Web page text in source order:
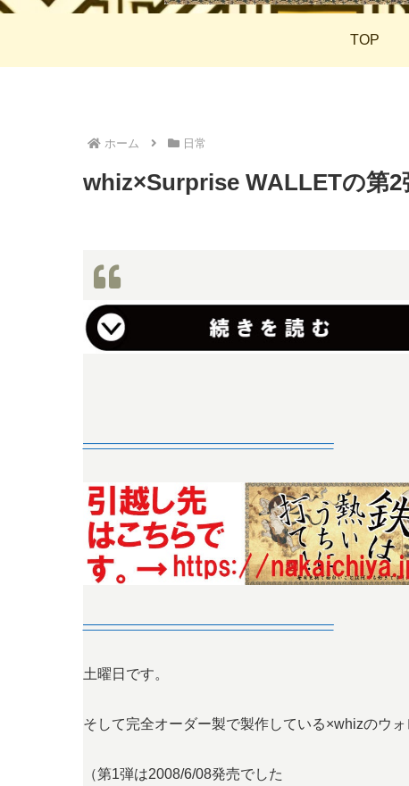
TOP
ホーム 日常
whiz×Surprise WALLETの第2
—————————————————–
—————————————————–
土曜日です。
そして完全オーダー製で製作している×whizのウォ
（第1弾は2008/6/08発売でした